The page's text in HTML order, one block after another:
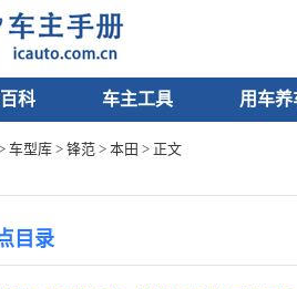
科 车主工具 用车养
车型库 > 锋范 > 本田 > 正文
目录